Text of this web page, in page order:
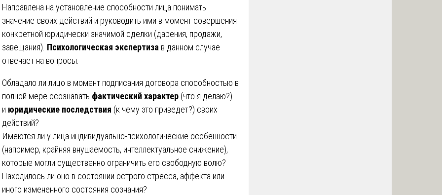
Направлена на установление способности лица понимать
значение своих действий и руководить ими в момент совершения
конкретной юридически значимой сделки (дарения, продажи,
завещания). Психологическая экспертиза в данном случае
отвечает на вопросы:
Обладало ли лицо в момент подписания договора способностью в
полной мере осознавать фактический характер (что я делаю?)
и юридические последствия (к чему это приведет?) своих
действий?
Имеются ли у лица индивидуально-психологические особенности
(например, крайняя внушаемость, интеллектуальное снижение),
которые могли существенно ограничить его свободную волю?
Находилось ли оно в состоянии острого стресса, аффекта или
иного измененного состояния сознания?